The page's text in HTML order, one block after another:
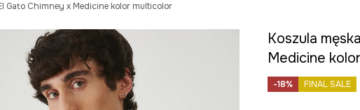
Gato Chimney x Medicine kolor multicolor
Koszula
Medicine
-18% FINAL SALE